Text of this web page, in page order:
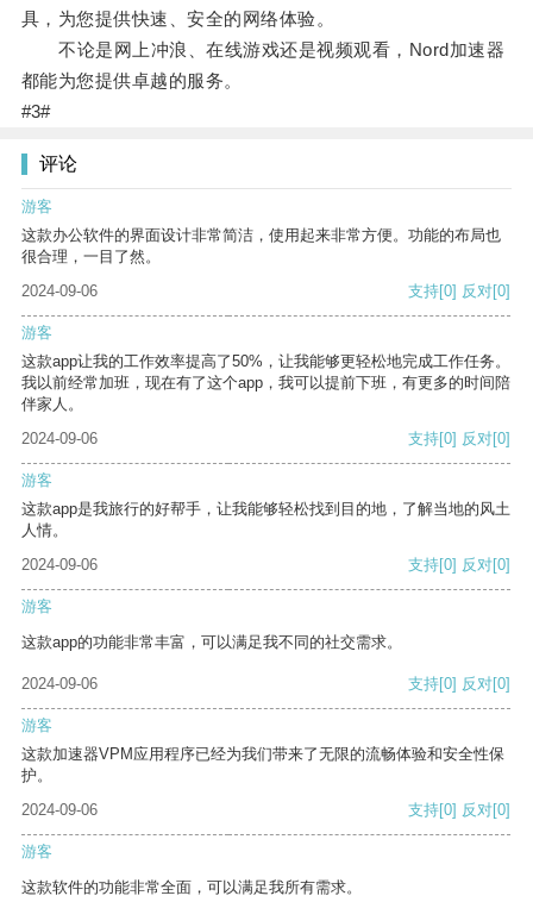
具，为您提供快速、安全的网络体验。
不论是网上冲浪、在线游戏还是视频观看，Nord加速器
都能为您提供卓越的服务。
#3#
评论
游客
这款办公软件的界面设计非常简洁，使用起来非常方便。功能的布局也
很合理，一目了然。
2024-09-06
支持[0] 反对[0]
游客
这款app让我的工作效率提高了50%，让我能够更轻松地完成工作任务。
我以前经常加班，现在有了这个app，我可以提前下班，有更多的时间陪
伴家人。
2024-09-06
支持[0] 反对[0]
游客
这款app是我旅行的好帮手，让我能够轻松找到目的地，了解当地的风土
人情。
2024-09-06
支持[0] 反对[0]
游客
这款app的功能非常丰富，可以满足我不同的社交需求。
2024-09-06 支持[0] 反对[0]
游客
这款加速器VPM应用程序已经为我们带来了无限的流畅体验和安全性保
护。
2024-09-06
支持[0] 反对[0]
游客
这款软件的功能非常全面，可以满足我所有需求。